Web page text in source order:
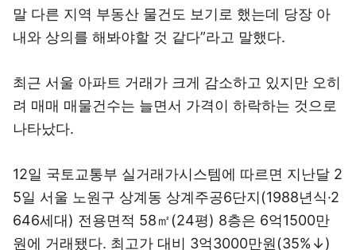
말 다른 지역 부동산 물건도 보기로 했는데 당장 아
내와 상의를 해봐야할 것 같다”라고 말했다.
최근 서울 아파트 거래가 크게 감소하고 있지만 오히
려 매매 매물건수는 늘면서 가격이 하락하는 것으로
나타났다.
12일 국토교통부 실거래가시스템에 따르면 지난달 2
5일 서울 노원구 상계동 상계주공6단지(1988년식·2
646세대) 전용면적 58㎡(24평) 8층은 6억1500만
원에 거래됐다. 최고가 대비 3억3000만원(35%↓)